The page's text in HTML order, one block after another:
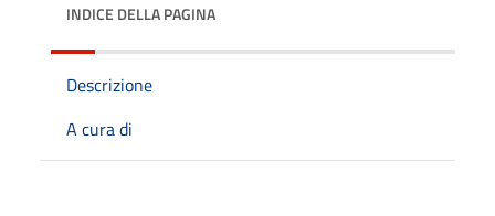
INDICE DELLA PAGINA
Descrizione
A cura di